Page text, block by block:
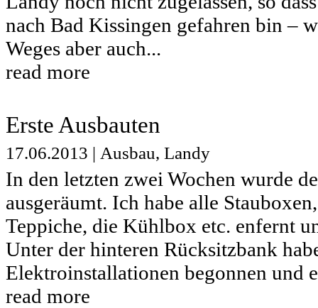
nach Bad Kissingen gefahren bin –
Weges aber auch...
read more
Erste Ausbauten
17.06.2013 | Ausbau, Landy
In den letzten zwei Wochen wurde
ausgeräumt. Ich habe alle
Teppiche, die Kühlbox etc. enfernt
Unter der hinteren Rücksitzbank
Elektroinstallationen begonnen und
read more